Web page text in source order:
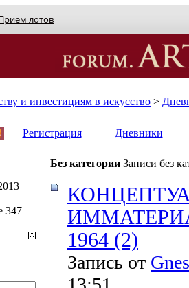
лотов
и инвестициям в искусство >
Регистрация Дневники
Без категории Записи без
1964 (2)
Запись от
347